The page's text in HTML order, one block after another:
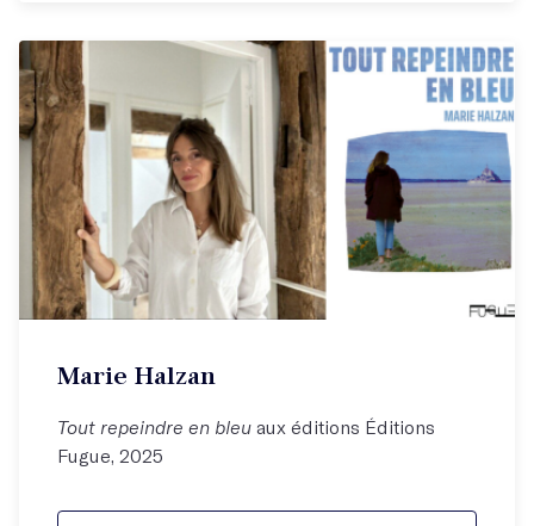
Marie Halzan
Tout repeindre en bleu aux éditions Éditions
Fugue, 2025